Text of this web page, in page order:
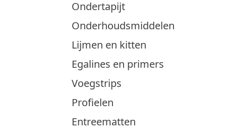
Ondertapijt
Onderhoudsmiddelen
Lijmen en kitten
Egalines en primers
Voegstrips
Profielen
Entreematten